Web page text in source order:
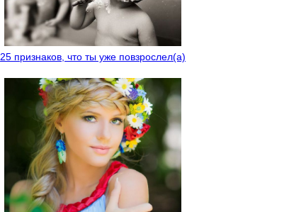
25 признаков, что ты уже повзрослел(а)